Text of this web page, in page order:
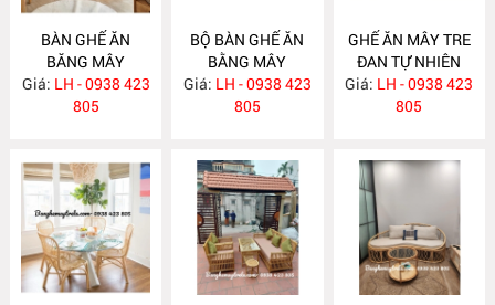
BÀN GHẾ ĂN
BĂNG MÂY
MA783
Giá: LH - 0938 423
805
BỘ BÀN GHẾ ĂN
BẰNG MÂY
MA782
Giá: LH - 0938 423
805
GHẾ ĂN MÂY TRE
ĐAN TỰ NHIÊN
MA781
Giá: LH - 0938 423
805